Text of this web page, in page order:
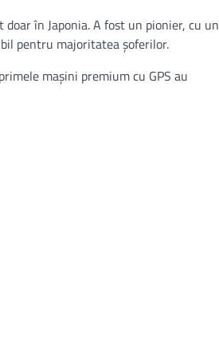
doar în Japonia. A fost un pionier, cu un
pentru majoritatea șoferilor.
mașini premium cu GPS au